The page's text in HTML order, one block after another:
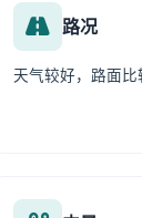
路况
天气较好，路面比